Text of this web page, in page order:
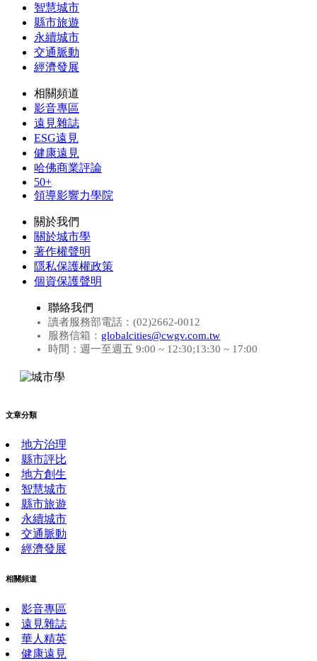
智慧城市
縣市旅遊
永續城市
交通脈動
經濟發展
相關頻道
影音專區
遠見雜誌
ESG遠見
健康遠見
哈佛商業評論
50+
領導影響力學院
關於我們
關於城市學
著作權聲明
隱私保護權政策
個資保護聲明
聯絡我們
讀者服務部電話：(02)2662-0012
服務信箱： globalcities@cwgv.com.tw
時間：週一至週五 9:00 ~ 12:30;13:30 ~ 17:00
文章分類
地方治理
縣市評比
地方創生
智慧城市
縣市旅遊
永續城市
交通脈動
經濟發展
相關頻道
影音專區
遠見雜誌
華人精英
健康遠見